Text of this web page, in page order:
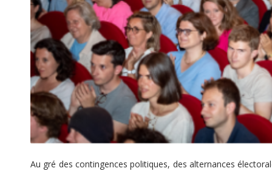
Au gré des contingences politiques, des alternances